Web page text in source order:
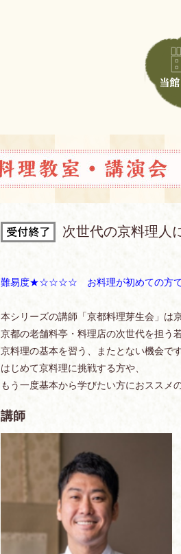
次世代の京料理人
難易度★☆☆☆☆ お料理が初めての方で
本シリーズの講師「京都料理芽生会」は
京都の老舗料亭・料理店の次世代を担う
京料理の基本を習う、またとない機会です
はじめて京料理に挑戦する方や、
もう一度基本から学びたい方におススメ
講師